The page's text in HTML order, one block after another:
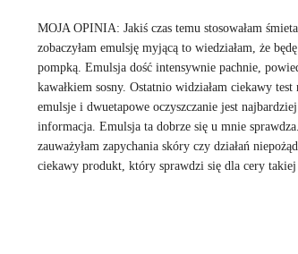
MOJA OPINIA: Jakiś czas temu stosowałam
zobaczyłam emulsję myjącą to wiedziałam, że
pompką. Emulsja dość intensywnie pachnie,
kawałkiem sosny. Ostatnio widziałam ciekawy
emulsje i dwuetapowe oczyszczanie jest
informacja. Emulsja ta dobrze się u mnie
zauważyłam zapychania skóry czy działań
ciekawy produkt, który sprawdzi się dla cery